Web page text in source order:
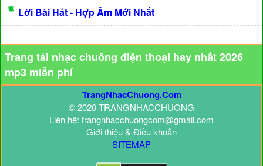
Lời Bài Hát - Hợp Âm Mới Nhất
Trang tải nhạc chuông điện thoại hay nhất 2026
mp3 miễn phí
TrangNhacChuong.Com
© 2020 TRANGNHACCHUONG
Liên hệ: trangnhacchuongcom@gmail.com
Giới thiệu & Điều khoản
SITEMAP